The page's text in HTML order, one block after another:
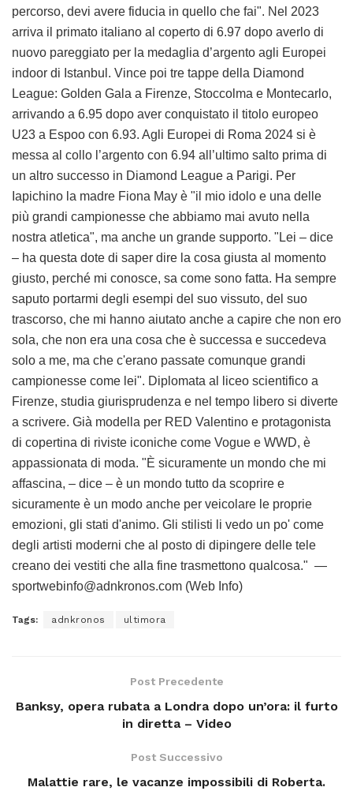
percorso, devi avere fiducia in quello che fai". Nel 2023
arriva il primato italiano al coperto di 6.97 dopo averlo di
nuovo pareggiato per la medaglia d’argento agli Europei
indoor di Istanbul. Vince poi tre tappe della Diamond
League: Golden Gala a Firenze, Stoccolma e Montecarlo,
arrivando a 6.95 dopo aver conquistato il titolo europeo
U23 a Espoo con 6.93. Agli Europei di Roma 2024 si è
messa al collo l’argento con 6.94 all’ultimo salto prima di
un altro successo in Diamond League a Parigi. Per
Iapichino la madre Fiona May è "il mio idolo e una delle
più grandi campionesse che abbiamo mai avuto nella
nostra atletica", ma anche un grande supporto. "Lei – dice
– ha questa dote di saper dire la cosa giusta al momento
giusto, perché mi conosce, sa come sono fatta. Ha sempre
saputo portarmi degli esempi del suo vissuto, del suo
trascorso, che mi hanno aiutato anche a capire che non ero
sola, che non era una cosa che è successa e succedeva
solo a me, ma che c'erano passate comunque grandi
campionesse come lei". Diplomata al liceo scientifico a
Firenze, studia giurisprudenza e nel tempo libero si diverte
a scrivere. Già modella per RED Valentino e protagonista
di copertina di riviste iconiche come Vogue e WWD, è
appassionata di moda. "È sicuramente un mondo che mi
affascina, – dice – è un mondo tutto da scoprire e
sicuramente è un modo anche per veicolare le proprie
emozioni, gli stati d'animo. Gli stilisti li vedo un po' come
degli artisti moderni che al posto di dipingere delle tele
creano dei vestiti che alla fine trasmettono qualcosa." —
sportwebinfo@adnkronos.com (Web Info)
Tags: adnkronos ultimora
Post Precedente
Banksy, opera rubata a Londra dopo un’ora: il furto
in diretta – Video
Post Successivo
Malattie rare, le vacanze impossibili di Roberta.